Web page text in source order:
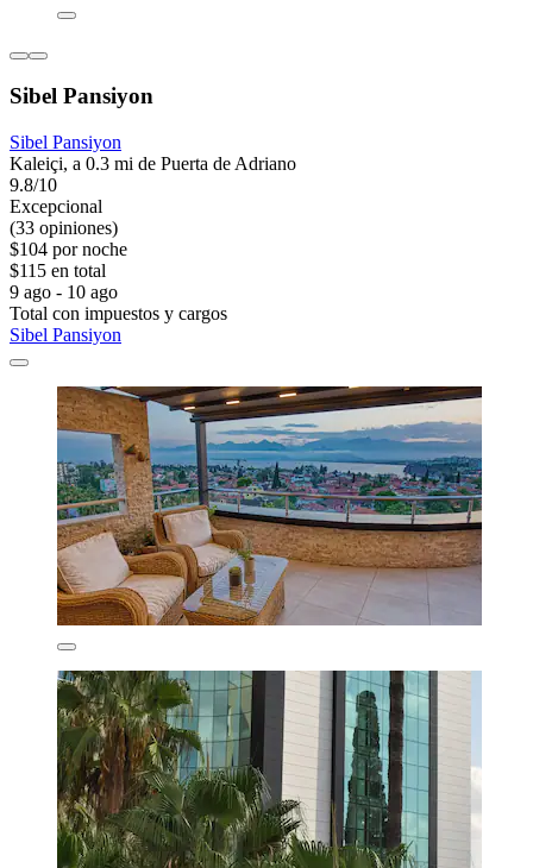
Sibel Pansiyon
Sibel Pansiyon
Kaleiçi, a 0.3 mi de Puerta de Adriano
9.8/10
Excepcional
(33 opiniones)
$104 por noche
$115 en total
9 ago - 10 ago
Total con impuestos y cargos
Sibel Pansiyon